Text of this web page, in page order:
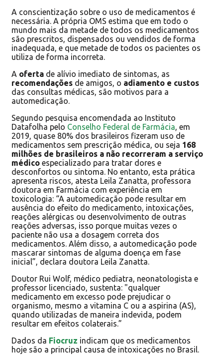
A conscientização sobre o uso de medicamentos é
necessária. A própria OMS estima que em todo o
mundo mais da metade de todos os medicamentos
são prescritos, dispensados ou vendidos de forma
inadequada, e que metade de todos os pacientes os
utiliza de forma incorreta.
A oferta de alívio imediato de sintomas, as
recomendações de amigos, o adiamento e custos
das consultas médicas, são motivos para a
automedicação.
Segundo pesquisa encomendada ao Instituto
Datafolha pelo Conselho Federal de Farmácia , em
2019, quase 80% dos brasileiros fizeram uso de
medicamentos sem prescrição médica, ou seja 168
milhões de brasileiros a não recorreram a serviço
médico especializado para tratar dores e
desconfortos ou sintoma. No entanto, esta prática
apresenta riscos, atesta Leila Zanatta, professora
doutora em Farmácia com experiência em
toxicologia: “A automedicação pode resultar em
ausência do efeito do medicamento, intoxicações,
reações alérgicas ou desenvolvimento de outras
reações adversas, isso porque muitas vezes o
paciente não usa a dosagem correta dos
medicamentos. Além disso, a automedicação pode
mascarar sintomas de alguma doença em fase
inicial”, declara doutora Leila Zanatta.
Doutor Rui Wolf, médico pediatra, neonatologista e
professor licenciado, sustenta: "qualquer
medicamento em excesso pode prejudicar o
organismo, mesmo a vitamina C ou a aspirina (AS),
quando utilizadas de maneira indevida, podem
resultar em efeitos colaterais.”
Dados da Fiocruz indicam que os medicamentos
hoje são a principal causa de intoxicações no Brasil.